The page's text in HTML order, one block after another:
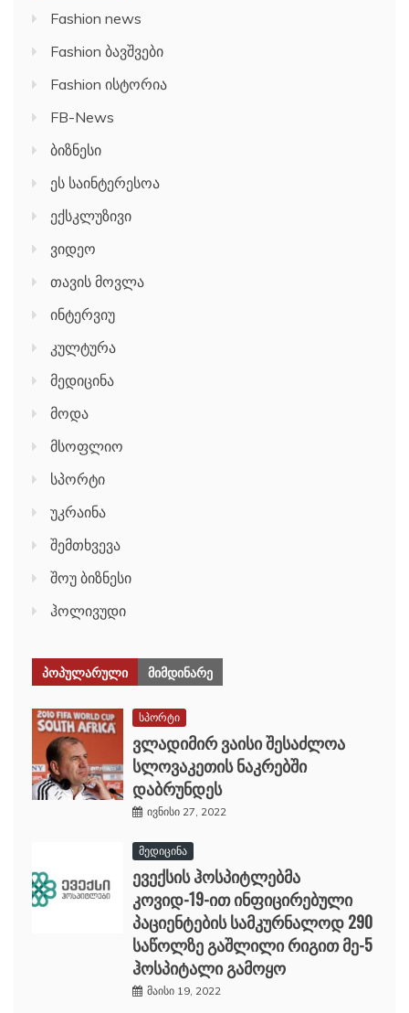
Fashion news
Fashion ბავშვები
Fashion ისტორია
FB-News
ბიზნესი
ეს საინტერესოა
ექსკლუზივი
ვიდეო
თავის მოვლა
ინტერვიუ
კულტურა
მედიცინა
მოდა
მსოფლიო
სპორტი
უკრაინა
შემთხვევა
შოუ ბიზნესი
ჰოლივუდი
ᲞᲝᲞᲣᲚᲐᲠᲣᲚᲘ ᲛᲘᲛᲓᲘᲜᲐᲠᲔ
სპორტი
ვლადიმირ ვაისი შესაძლოა
სლოვაკეთის ნაკრებში
დაბრუნდეს
ივნისი 27, 2022
მედიცინა
ევექსის ჰოსპიტლებმა
კოვიდ-19-ით ინფიცირებული
პაციენტების სამკურნალოდ 290
საწოლზე გაშლილი რიგით მე-5
ჰოსპიტალი გამოყო
მაისი 19, 2022